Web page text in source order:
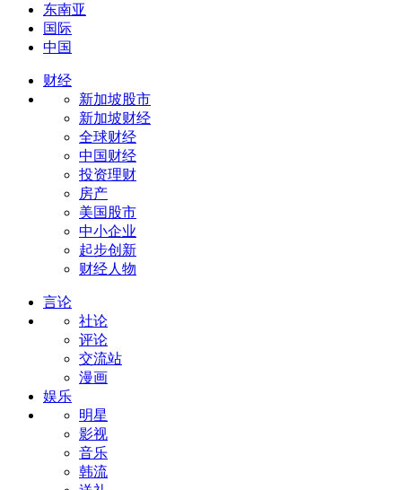
东南亚
国际
中国
财经
新加坡股市
新加坡财经
全球财经
中国财经
投资理财
房产
美国股市
中小企业
起步创新
财经人物
言论
社论
评论
交流站
漫画
娱乐
明星
影视
音乐
韩流